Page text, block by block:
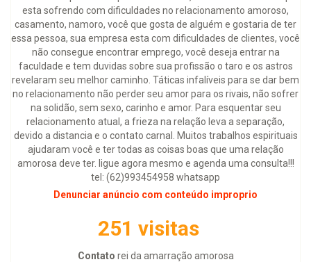
esta sofrendo com dificuldades no relacionamento amoroso,
casamento, namoro, você que gosta de alguém e gostaria de ter
essa pessoa, sua empresa esta com dificuldades de clientes, você
não consegue encontrar emprego, você deseja entrar na
faculdade e tem duvidas sobre sua profissão o taro e os astros
revelaram seu melhor caminho. Táticas infalíveis para se dar bem
no relacionamento não perder seu amor para os rivais, não sofrer
na solidão, sem sexo, carinho e amor. Para esquentar seu
relacionamento atual, a frieza na relação leva a separação,
devido a distancia e o contato carnal. Muitos trabalhos espirituais
ajudaram você e ter todas as coisas boas que uma relação
amorosa deve ter. ligue agora mesmo e agenda uma consulta!!!
tel: (62)993454958 whatsapp
Denunciar anúncio com conteúdo improprio
251 visitas
Contato rei da amarração amorosa